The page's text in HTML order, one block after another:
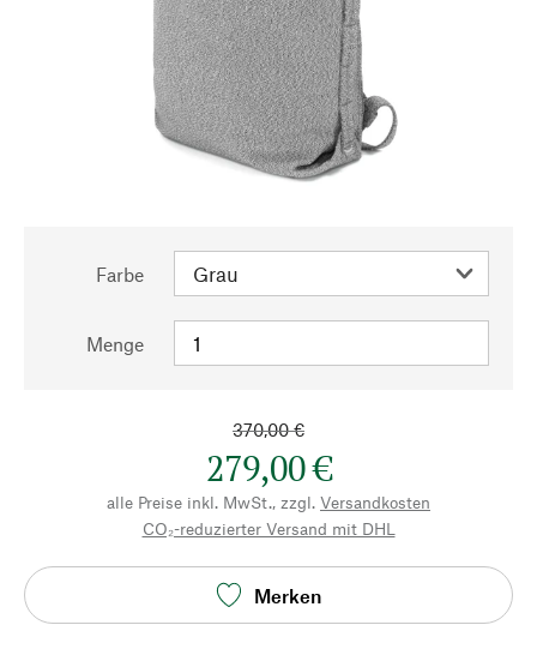
Farbe
Menge
370,00 €
279,00 €
alle Preise inkl. MwSt., zzgl. Versandkosten
CO₂-reduzierter Versand mit DHL
Merken